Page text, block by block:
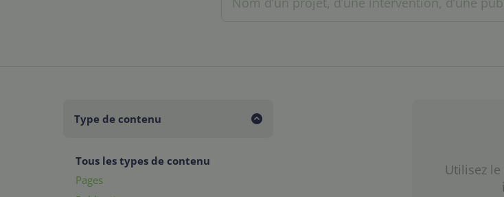
Type de contenu
Tous les types de contenu
Pages
Utilisez